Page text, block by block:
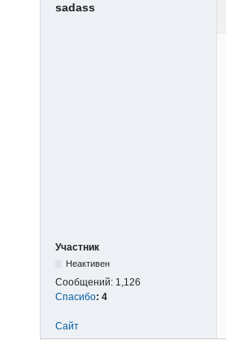
sadass
Участник
Неактивен
Сообщений: 1,126
Спасибо: 4
Сайт